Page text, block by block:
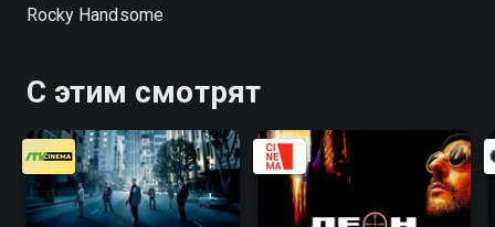
Rocky Handsome
С этим смотрят